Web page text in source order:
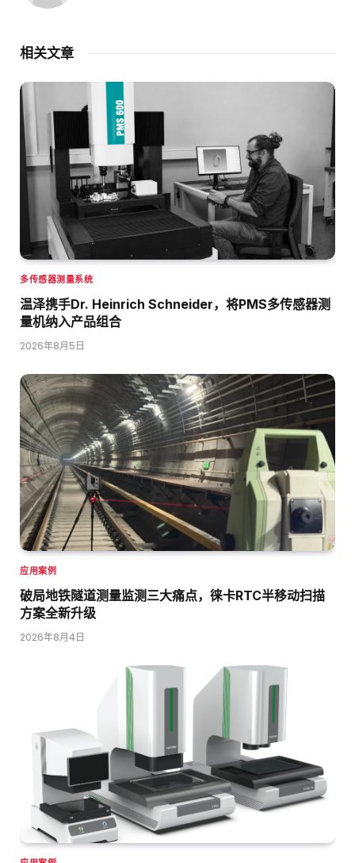
相关文章
多传感器测量系统
温泽携手Dr. Heinrich Schneider，将PMS多传感器测
量机纳入产品组合
2026年8月5日
应用案例
破局地铁隧道测量监测三大痛点，徕卡RTC半移动扫描
方案全新升级
2026年8月4日